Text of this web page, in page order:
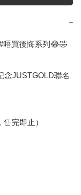
−
唔買後悔系列😂🤣
JUSTGOLD聯名
完即止）